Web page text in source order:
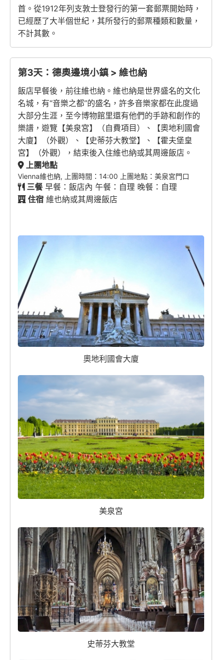
首。從1912年列支敦士登發行的第一套郵票開始時，
已經歷了大半個世紀，其所發行的郵票種類和數量，
不計其數。
第3天：德奧邊境小鎮 > 維也納
飯店早餐後，前往維也納。維也納是世界盛名的文化
名城，有“音樂之都”的盛名，許多音樂家都在此度過
大部分生涯，至今博物館里還有他們的手跡和創作的
樂譜，遊覽【美泉宮】（自費項目）、【奧地利國會
大廈】（外觀）、【史蒂芬大教堂】、【霍夫堡皇
宮】（外觀），結束後入住維也納或其周邊飯店。
上團地點
Vienna維也納, 上團時間：14:00 上團地點：美泉宮門口
三餐早餐：飯店內 午餐：自理 晚餐：自理
住宿 維也納或其周邊飯店
奧地利國會大廈
美泉宮
史蒂芬大教堂